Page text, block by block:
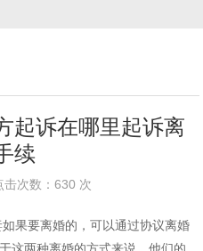
起诉在哪里起诉离
续
次数：630 次
果要离婚的，可以通过协议离婚